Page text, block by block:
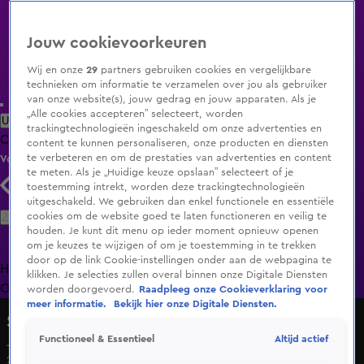
Uitzending Gemist Populaire programma's Zenders Genres
ClipsFilmsRadioSmart TV inlogShop
Volg KIJK
Zoeken
HomeUitzending Gemist Programma's De Bondgenoten
OranjezomerLivestreamsShop
Shownieuws
Jarige Maxime Meiland over opnames in IJsland
26 nov 2024, 07:58
Jouw cookievoorkeuren
Wij en onze29 partners gebruiken cookies en vergelijkbare
technieken om informatie te verzamelen over jou als gebruiker
van onze website(s), jouw gedrag en jouw apparaten. Als je
„Alle cookies accepteren” selecteert, worden
trackingtechnologieën ingeschakeld om onze advertenties en
content te kunnen personaliseren, onze producten en diensten
te verbeteren en om de prestaties van advertenties en content
te meten. Als je „Huidige keuze opslaan” selecteert of je
toestemming intrekt, worden deze trackingtechnologieën
uitgeschakeld. We gebruiken dan enkel functionele en essentiële
cookies om de website goed te laten functioneren en veilig te
houden. Je kunt dit menu op ieder moment opnieuw openen
om je keuzes te wijzigen of om je toestemming in te trekken
door op de link Cookie-instellingen onder aan de webpagina te
klikken. Je selecties zullen overal binnen onze Digitale Diensten
worden doorgevoerd.
Raadpleeg onze Cookieverklaring voor
meer informatie.
Bekijk hier onze Digitale Diensten.
Functioneel & Essentieel Altijd actief